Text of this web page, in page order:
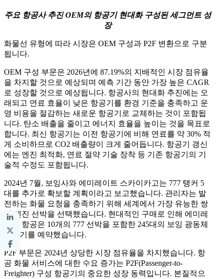
주요 항공사 추진 OEM의 항공기 현대화 구성된 세그먼트 성
장
화물선 유형에 따라 시장은 OEM 구성과 P2F 변환으로 구분
됩니다.
OEM 구성 부문은 2026년에 87.19%의 지배적인 시장 점유율
을 차지할 것으로 예상되며 예측 기간 동안 가장 높은 CAGR
로 성장할 것으로 예상됩니다. 항공사의 현대화 추진에는 오
래되고 연료 효율이 낮은 항공기를 환경 기준을 충족하고 운
영 비용을 절감하는 새로운 항공기로 교체하는 것이 포함됩
니다. 탄소 배출을 줄이고 에너지 효율을 높이는 것을 목표로
합니다. 최신 항공기는 이전 항공기에 비해 연료를 약 30% 적
게 소비하므로 CO2 배출량이 크게 줄어듭니다. 항공기 갱신
에는 엔진 최적화, 연료 절약 기술 장착 등 기존 항공기의 기
술적 수정도 포함됩니다.
2024년 7월, 보잉사와 에미레이트 스카이카고는 777 탱커 5
대를 추가로 확보할 계획이라고 보고했습니다. 관리자는 발
전하는 화물 요청을 충족하기 위해 세계에서 가장 유능한 쌍
발 엔진 선박을 선택했습니다. 현대적인 구매로 인해 에미레
이트 항공은 10개의 777 선박을 포함한 245대의 보잉 광동체
항공기를 예약했습니다.
P2F 부문은 2024년 상당한 시장 점유율을 차지했습니다. 항
공 화물 서비스에 대한 수요 증가는 P2F(Passenger-to-
Freighter) 구성 항공기의 중요한 성장 동력입니다. 본질적으